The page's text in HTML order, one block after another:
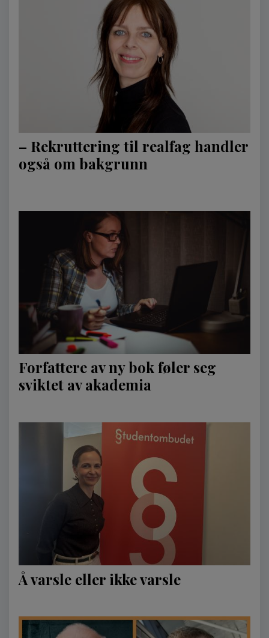
– Rekruttering til realfag handler
også om bakgrunn
Forfattere av ny bok føler seg
sviktet av akademia
Å varsle eller ikke varsle